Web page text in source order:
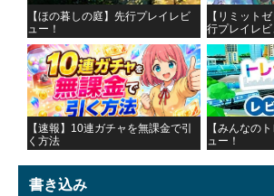
【ほの暮しの庭】先行プレイレビ
ュー！
【リミット
行プレイレビ
【速報】10連ガチャを無課金で引
く方法
【みんなの
ュー！
書き込み